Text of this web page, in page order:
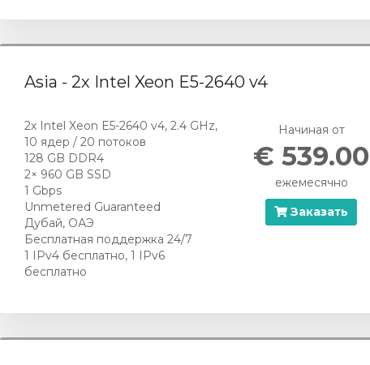
Asia - 2х Intel Xeon E5-2640 v4
2х Intel Xeon E5-2640 v4, 2.4 GHz,
10 ядер / 20 потоков
128 GB DDR4
2× 960 GB SSD
1 Gbps
Unmetered Guaranteed
Дубай, ОАЭ
Бесплатная поддержка 24/7
1 IPv4 бесплатно, 1 IPv6
бесплатно
Начиная от
€ 539.00
ежемесячно
Заказать